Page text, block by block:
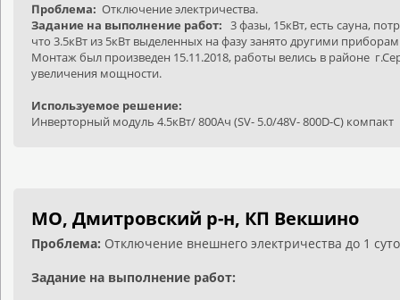
Проблема: Отключение электричества.
Задание на выполнение работ: 3 фазы, 15кВт, есть сауна,
что 3.5кВт из 5кВт выделенных на фазу занято другими
Монтаж был произведен 15.11.2018, работы велись в районе
увеличения мощности.
Используемое решение:
Инверторный модуль 4.5кВт/ 800Ач (SV- 5.0/48V- 800D-С) компакт
МО, Дмитровский р-н, КП Векшино
Проблема: Отключение внешнего электричества до 1
Задание на выполнение работ: